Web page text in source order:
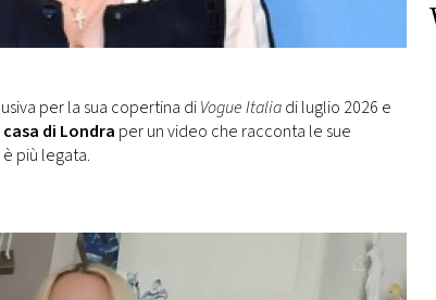
per la sua copertina diVogue Italiadi luglio 2026 e
casa di Londra per un video che racconta le sue
più legata.